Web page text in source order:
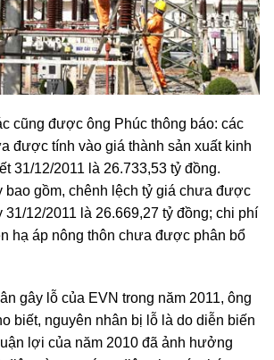
cũng được ông Phúc thông báo: các
được tính vào giá thành sản xuất kinh
31/12/2011 là 26.733,53 tỷ đồng.
bao gồm, chênh lệch tỷ giá chưa được
31/12/2011 là 26.669,27 tỷ đồng; chi phí
hạ áp nông thôn chưa được phân bổ
gây lỗ của EVN trong năm 2011, ông
biết, nguyên nhân bị lỗ là do diễn biến
lợi của năm 2010 đã ảnh hưởng